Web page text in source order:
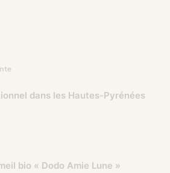
dans les Hautes-Pyrénées
bio « Dodo Amie Lune »